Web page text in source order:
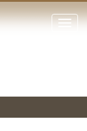
點
閉
站
停、
圖
圖
結